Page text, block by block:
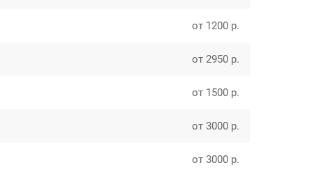
от 1200 р.
от 2950 р.
от 1500 р.
от 3000 р.
от 3000 р.